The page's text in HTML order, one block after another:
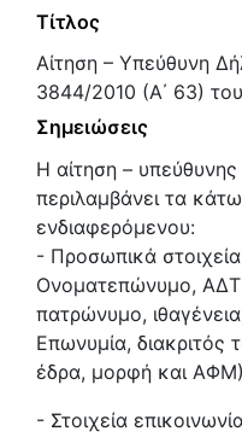
Τίτλος
Αίτηση – Υπεύθυνη
3844/2010 (Α΄ 63)
Σημειώσεις
Η αίτηση –
περιλαμβάνει τα
ενδιαφερόμενου:
- Προσωπικά
Ονοματεπώνυμο, ΑΔΤ
πατρώνυμο,
Επωνυμία, διακριτός
έδρα, μορφή και ΑΦΜ)
- Στοιχεία